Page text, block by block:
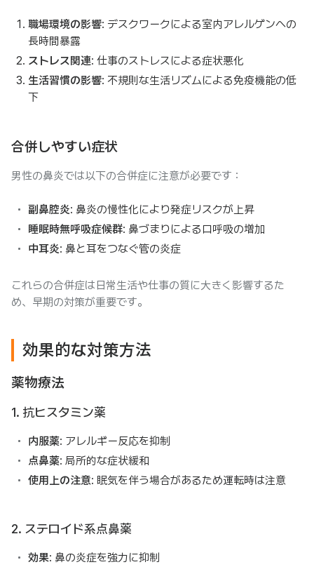
職場環境の影響: デスクワークによる室内アレルゲンへの
長時間暴露
ストレス関連: 仕事のストレスによる症状悪化
生活習慣の影響: 不規則な生活リズムによる免疫機能の低
下
合併しやすい症状
男性の鼻炎では以下の合併症に注意が必要です：
副鼻腔炎: 鼻炎の慢性化により発症リスクが上昇
睡眠時無呼吸症候群: 鼻づまりによる口呼吸の増加
中耳炎: 鼻と耳をつなぐ管の炎症
これらの合併症は日常生活や仕事の質に大きく影響するた
め、早期の対策が重要です。
効果的な対策方法
薬物療法
1. 抗ヒスタミン薬
内服薬: アレルギー反応を抑制
点鼻薬: 局所的な症状緩和
使用上の注意: 眠気を伴う場合があるため運転時は注意
2. ステロイド系点鼻薬
効果: 鼻の炎症を強力に抑制